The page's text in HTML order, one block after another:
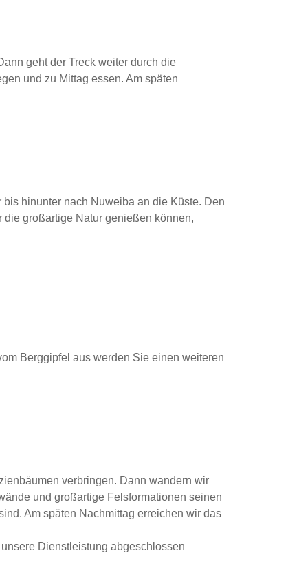
geht der Treck weiter durch die
und zu Mittag essen. Am späten
hinunter nach Nuweiba an die Küste. Den
großartige Natur genießen können,
Berggipfel aus werden Sie einen weiteren
verbringen. Dann wandern wir
und großartige Felsformationen seinen
Am späten Nachmittag erreichen wir das
Dienstleistung abgeschlossen